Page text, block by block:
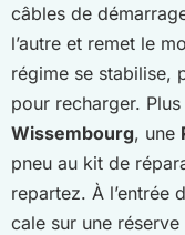
câbles de
l’autre et remet le
régime se stabilise,
pour recharger.
Wissembourg, une
pneu au kit de
repartez. À l’entrée
cale sur une